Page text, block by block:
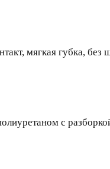
мягкая губка,
с